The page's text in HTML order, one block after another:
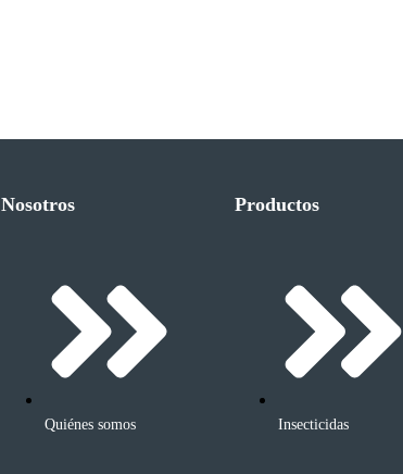
Nosotros
Quiénes somos
Productos
Insecticidas